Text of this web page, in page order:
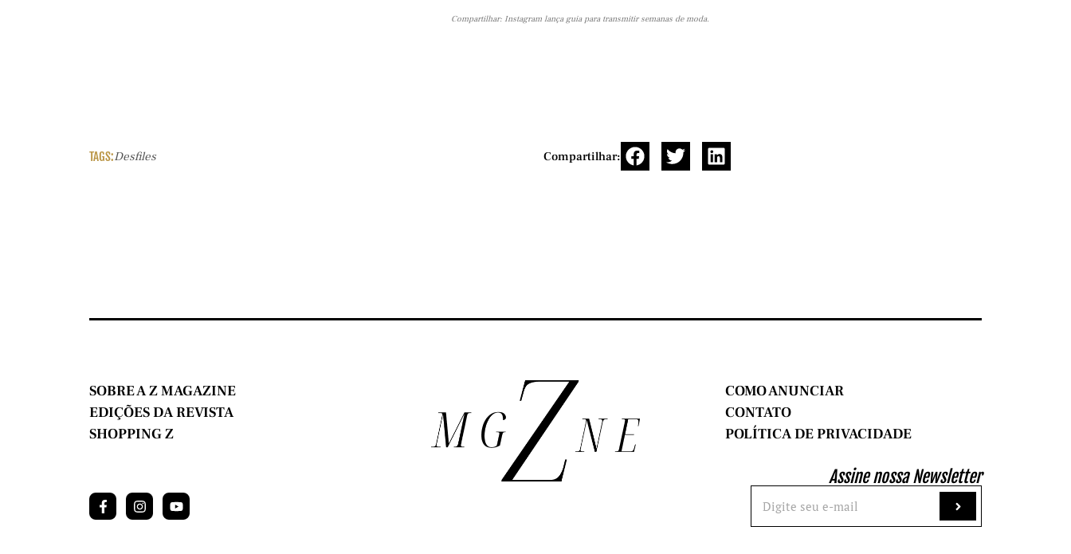
Compartilhar: Instagram lança guia para transmitir semanas de moda.
TAGS:Desfiles Compartilhar:
SOBRE A Z MAGAZINE
EDIÇÕES DA REVISTA
SHOPPING Z
COMO ANUNCIAR
CONTATO
POLÍTICA DE PRIVACIDADE
Assine nossa Newsletter